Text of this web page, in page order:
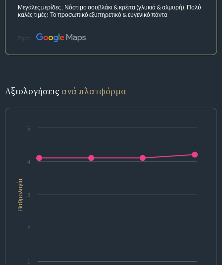
Μεγάλες μερίδες . Νόστιμο σουβλάκι & κρέπα (γλυκιά & αλμυρή). Πολύ
καλές τιμές! Το προσωπικό εξυπηρετικό & ευγενικό πάντα
Πηγή:
Αξιολογήσεις ανά πλατφόρμα
Βαθμολογία
1
2
3
4
5